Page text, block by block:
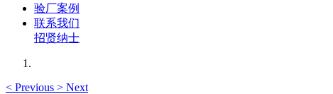
验厂案例
联系我们
招贤纳士
< Previous > Next